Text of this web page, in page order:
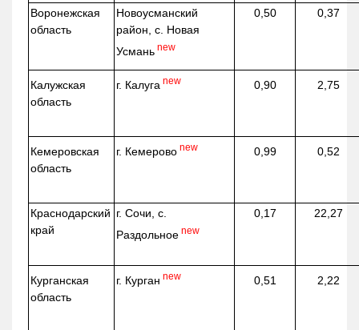
Воронежская
область
Новоусманский
район, с. Новая
Усмань new
0,50 0,37
Калужская
область
г. Калуга new 0,90 2,75
Кемеровская
область
г. Кемерово new 0,99 0,52
Краснодарский
край
г. Сочи, с.
Раздольное new
0,17 22,27
Курганская
область
г. Курган new 0,51 2,22